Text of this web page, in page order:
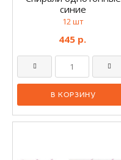
синие
12 шт
445 р.